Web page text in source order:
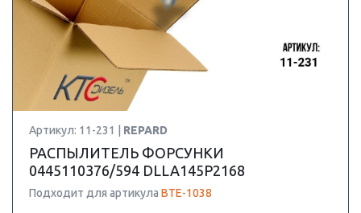
Артикул: 11-231 | REPARD
РАСПЫЛИТЕЛЬ ФОРСУНКИ
0445110376/594 DLLA145P2168
Подходит для артикула BTE-1038